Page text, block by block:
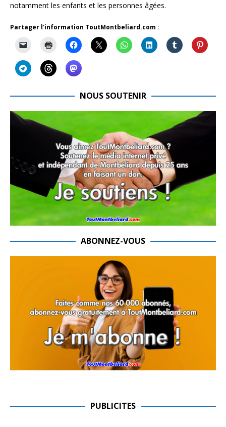
notamment les enfants et les personnes âgées.
Partager l'information ToutMontbeliard.com :
NOUS SOUTENIR
ABONNEZ-VOUS
PUBLICITES